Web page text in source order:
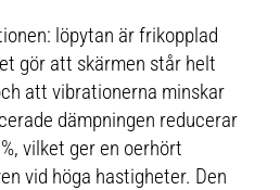
löpytan är frikopplad
gör att skärmen står helt
att vibrationerna minskar
dämpningen reducerar
vilket ger en oerhört
vid höga hastigheter. Den